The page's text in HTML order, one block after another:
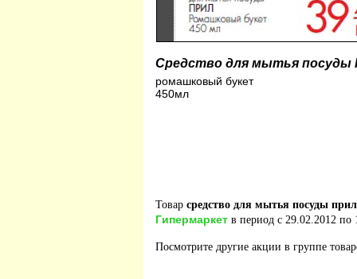
Средство для мытья посуды
ромашковый букет
450мл
Товар средство для мытья посуды прил
Гипермаркет в период с 29.02.2012 по
Посмотрите другие акции в группе